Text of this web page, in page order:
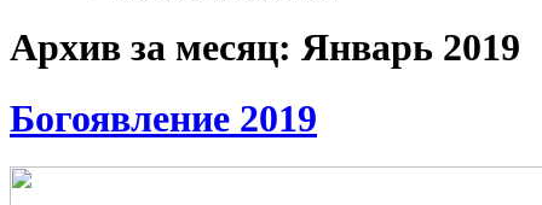
Архив за месяц: Январь 2019
Богоявление 2019